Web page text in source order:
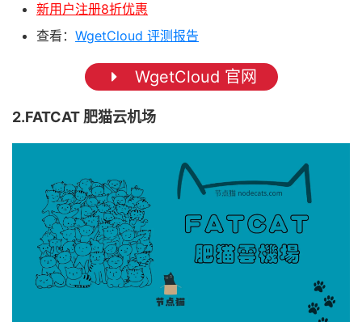
新用户注册8折优惠
查看： WgetCloud 评测报告
WgetCloud 官网
2.FATCAT 肥猫云机场